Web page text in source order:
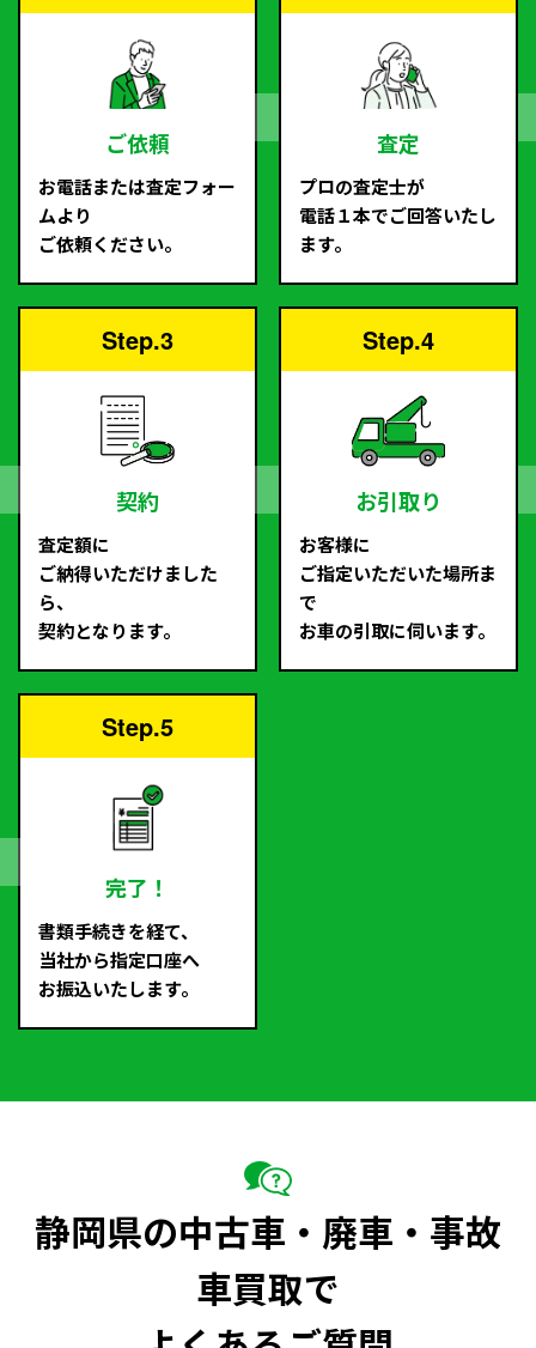
ご依頼
お電話または査定フォー
ムより
ご依頼ください。
査定
プロの査定士が
電話１本でご回答いたし
ます。
Step.3
契約
査定額に
ご納得いただけました
ら、
契約となります。
Step.4
お引取り
お客様に
ご指定いただいた場所ま
で
お車の引取に伺います。
Step.5
完了！
書類手続きを経て、
当社から指定口座へ
お振込いたします。
静岡県の中古車・廃車・事故
車買取で